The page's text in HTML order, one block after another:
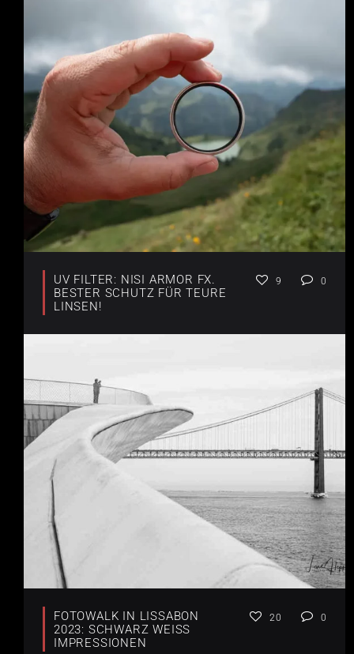
UV FILTER: NISI ARMOR FX.
BESTER SCHUTZ FÜR TEURE
LINSEN!
9 0
FOTOWALK IN LISSABON
2023: SCHWARZ WEISS I
MPRESSIONEN
20 0